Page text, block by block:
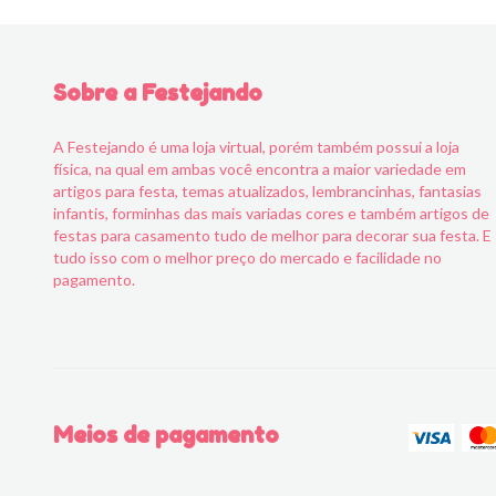
Sobre a Festejando
A Festejando é uma loja virtual, porém também possui a loja
física, na qual em ambas você encontra a maior variedade em
artigos para festa, temas atualizados, lembrancinhas, fantasias
infantis, forminhas das mais variadas cores e também artigos de
festas para casamento tudo de melhor para decorar sua festa. E
tudo isso com o melhor preço do mercado e facilidade no
pagamento.
Meios de pagamento